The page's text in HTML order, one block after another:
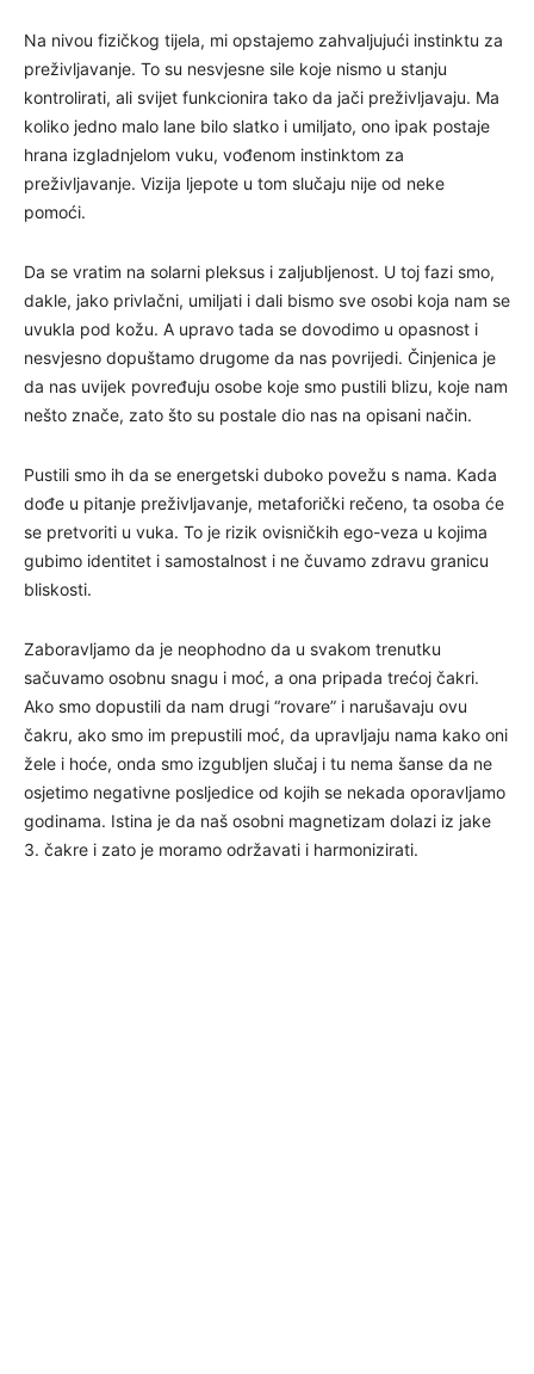
Na nivou fizičkog tijela, mi opstajemo zahvaljujući instinktu za
preživljavanje. To su nesvjesne sile koje nismo u stanju
kontrolirati, ali svijet funkcionira tako da jači preživljavaju. Ma
koliko jedno malo lane bilo slatko i umiljato, ono ipak postaje
hrana izgladnjelom vuku, vođenom instinktom za
preživljavanje. Vizija ljepote u tom slučaju nije od neke
pomoći.
Da se vratim na solarni pleksus i zaljubljenost. U toj fazi smo,
dakle, jako privlačni, umiljati i dali bismo sve osobi koja nam se
uvukla pod kožu. A upravo tada se dovodimo u opasnost i
nesvjesno dopuštamo drugome da nas povrijedi. Činjenica je
da nas uvijek povređuju osobe koje smo pustili blizu, koje nam
nešto znače, zato što su postale dio nas na opisani način.
Pustili smo ih da se energetski duboko povežu s nama. Kada
dođe u pitanje preživljavanje, metaforički rečeno, ta osoba će
se pretvoriti u vuka. To je rizik ovisničkih ego-veza u kojima
gubimo identitet i samostalnost i ne čuvamo zdravu granicu
bliskosti.
Zaboravljamo da je neophodno da u svakom trenutku
sačuvamo osobnu snagu i moć, a ona pripada trećoj čakri.
Ako smo dopustili da nam drugi “rovare” i narušavaju ovu
čakru, ako smo im prepustili moć, da upravljaju nama kako oni
žele i hoće, onda smo izgubljen slučaj i tu nema šanse da ne
osjetimo negativne posljedice od kojih se nekada oporavljamo
godinama. Istina je da naš osobni magnetizam dolazi iz jake
3. čakre i zato je moramo održavati i harmonizirati.